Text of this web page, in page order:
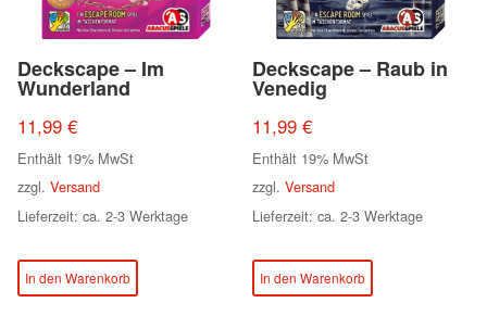
Deckscape – Im
Wunderland
11,99 €
Enthält 19% MwSt
zzgl. Versand
Lieferzeit: ca. 2-3 Werktage
In den Warenkorb
Deckscape – Raub in
Venedig
11,99€
Enthält 19% MwSt
zzgl.Versand
Lieferzeit: ca. 2-3 Werktage
In den Warenkorb